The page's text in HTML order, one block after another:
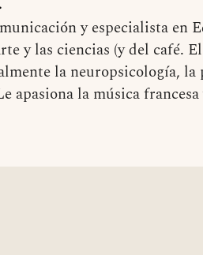
y especialista en
y las ciencias (y del café.
la neuropsicología,
apasiona la música